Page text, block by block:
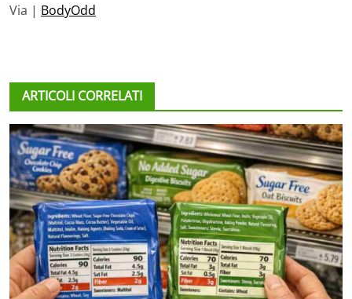
Via | BodyOdd
ARTICOLI CORRELATI